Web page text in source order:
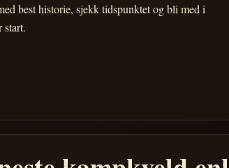
best historie, sjekk tidspunktet og bli med i
start.